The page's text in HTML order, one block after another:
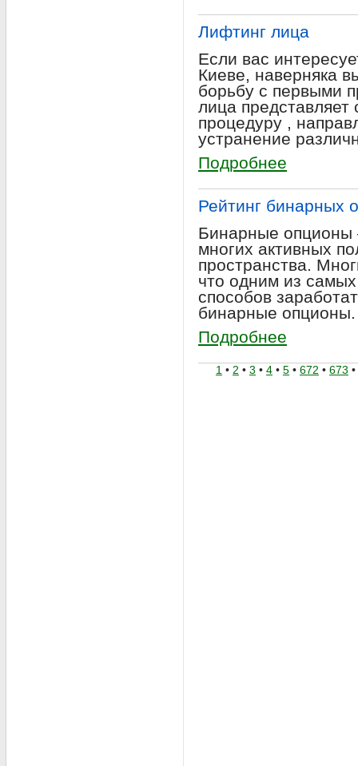
Лифтинг лица
Если вас
Киеве, наверняка
борьбу с первыми
лица представляет
процедуру ,
устранение
Подробнее
Рейтинг бинарных
Бинарные опционы
многих активных
пространства.
что одним из
способов
бинарные опционы.
Подробнее
1 • 2 • 3 • 4 • 5 • 672 • 673